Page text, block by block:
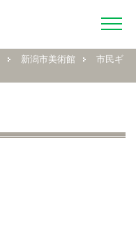
新潟市美術館
市民ギ